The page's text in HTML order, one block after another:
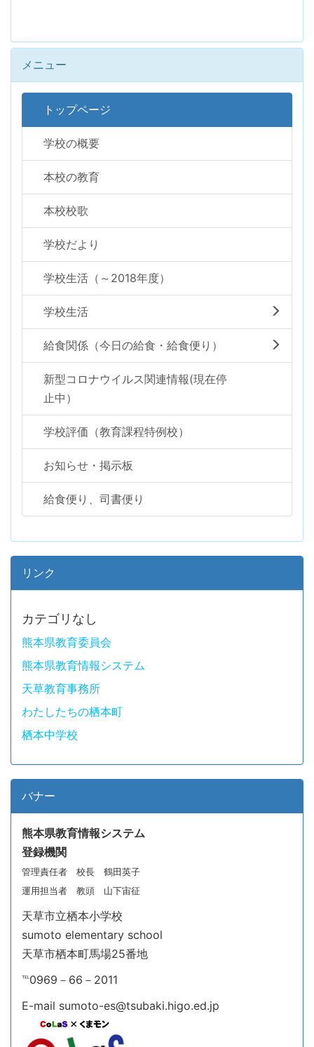
メニュー
トップページ
学校の概要
本校の教育
本校校歌
学校だより
学校生活（～2018年度）
学校生活
給食関係（今日の給食・給食便り）
新型コロナウイルス関連情報(現在停
止中）
学校評価（教育課程特例校）
お知らせ・掲示板
給食便り、司書便り
リンク
カテゴリなし
熊本県教育委員会
熊本県教育情報システム
天草教育事務所
わたしたちの栖本町
栖本中学校
バナー
熊本県教育情報システム
登録機関
管理責任者 校長 鶴田英子
運用担当者 教頭 山下宙征
天草市立栖本小学校
sumoto elementary school
天草市栖本町馬場25番地
℡0969－66－2011
E-mail sumoto-es@tsubaki.higo.ed.jp